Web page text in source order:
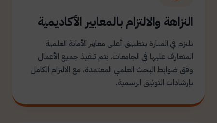
النزاهة والالتزام بالمعايير الأكاديمية
نلتزم في المنارة بتطبيق أعلى معايير الأمانة العلمية
المتعارف عليها في الجامعات. يتم تنفيذ جميع الأعمال
وفق ضوابط البحث العلمي المعتمدة، مع الالتزام الكامل
بإرشادات التوثيق الرسمية.